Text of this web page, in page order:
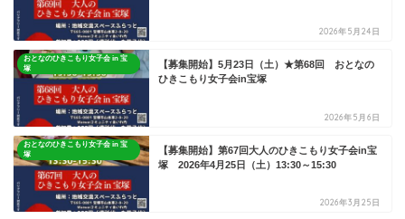
2026年5月24日
おとなのひきこもり女子会 in 宝
塚
【募集開始】5月23日（土）★第68回 おとなの
ひきこもり女子会in宝塚
2026年5月6日
おとなのひきこもり女子会 in 宝
塚
【募集開始】第67回大人のひきこもり女子会in宝
塚 2026年4月25日（土）13:30～15:30
2026年3月25日